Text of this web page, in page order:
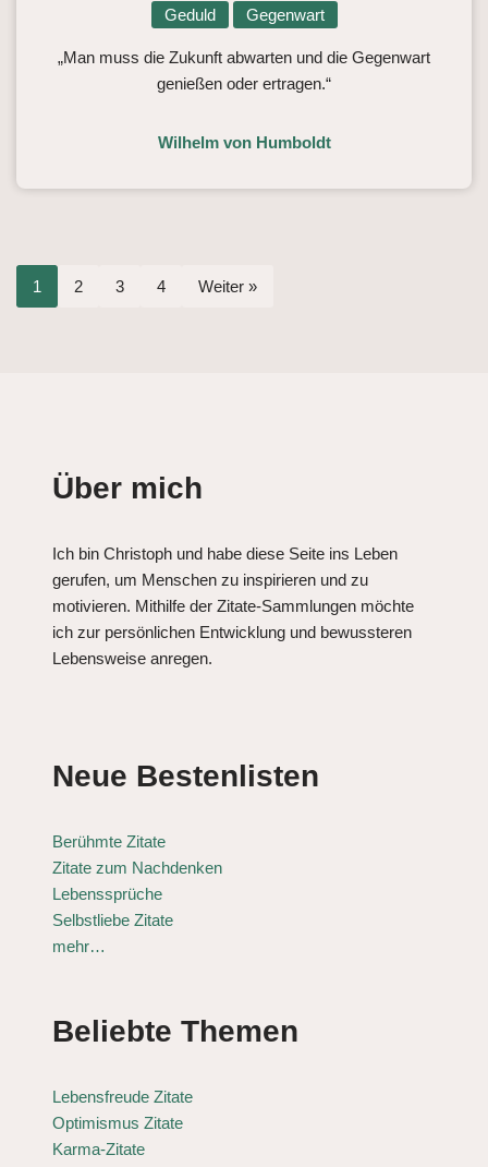
Geduld Gegenwart
„Man muss die Zukunft abwarten und die Gegenwart
genießen oder ertragen.“
Wilhelm von Humboldt
1 2 3 4 Weiter »
Über mich
Ich bin Christoph und habe diese Seite ins Leben
gerufen, um Menschen zu inspirieren und zu
motivieren. Mithilfe der Zitate-Sammlungen möchte
ich zur persönlichen Entwicklung und bewussteren
Lebensweise anregen.
Neue Bestenlisten
Berühmte Zitate
Zitate zum Nachdenken
Lebenssprüche
Selbstliebe Zitate
mehr…
Beliebte Themen
Lebensfreude Zitate
Optimismus Zitate
Karma-Zitate